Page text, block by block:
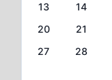
13
14
20
21
27
28